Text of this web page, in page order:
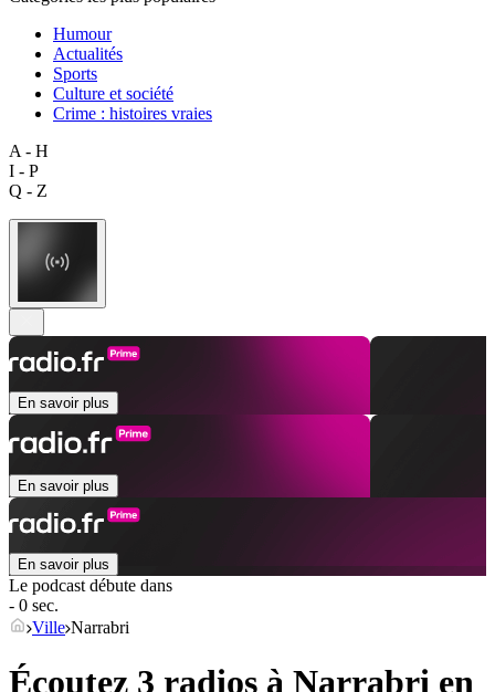
Humour
Actualités
Sports
Culture et société
Crime : histoires vraies
A - H
I - P
Q - Z
En savoir plus
En savoir plus
En savoir plus
Le podcast débute dans
- 0 sec.
Ville Narrabri
Écoutez 3 radios à Narrabri en